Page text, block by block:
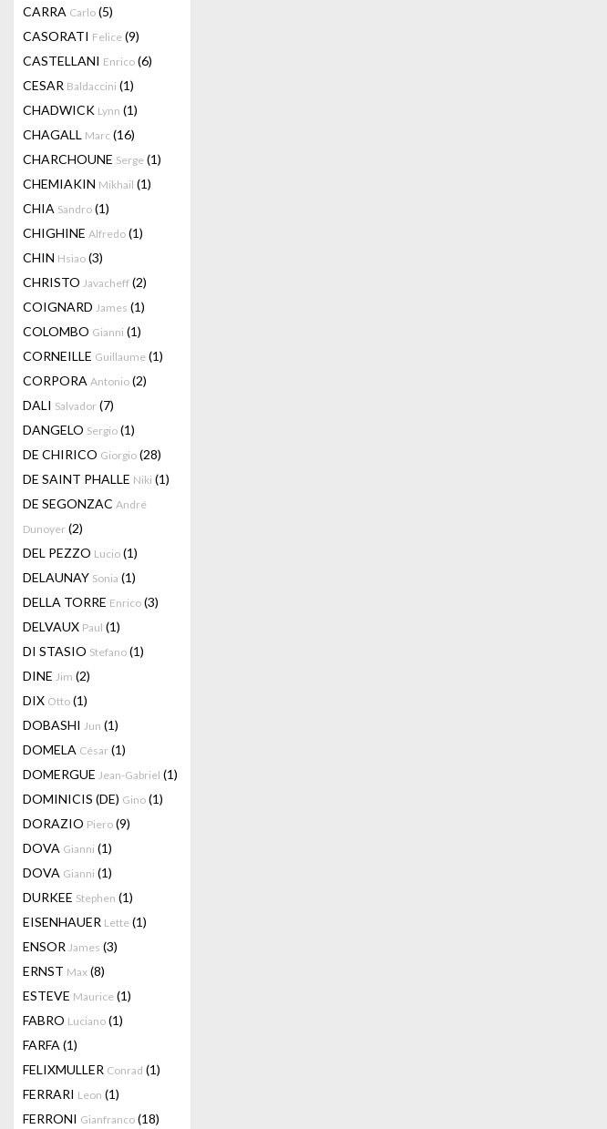
CARRA Carlo (5)
CASORATI Felice (9)
CASTELLANI Enrico (6)
CESAR Baldaccini (1)
CHADWICK Lynn (1)
CHAGALL Marc (16)
CHARCHOUNE Serge (1)
CHEMIAKIN Mikhail (1)
CHIA Sandro (1)
CHIGHINE Alfredo (1)
CHIN Hsiao (3)
CHRISTO Javacheff (2)
COIGNARD James (1)
COLOMBO Gianni (1)
CORNEILLE Guillaume (1)
CORPORA Antonio (2)
DALI Salvador (7)
DANGELO Sergio (1)
DE CHIRICO Giorgio (28)
DE SAINT PHALLE Niki (1)
DE SEGONZAC André
Dunoyer (2)
DEL PEZZO Lucio (1)
DELAUNAY Sonia (1)
DELLA TORRE Enrico (3)
DELVAUX Paul (1)
DI STASIO Stefano (1)
DINE Jim (2)
DIX Otto (1)
DOBASHI Jun (1)
DOMELA César (1)
DOMERGUE Jean-Gabriel (1)
DOMINICIS (DE) Gino (1)
DORAZIO Piero (9)
DOVA Gianni (1)
DOVA Gianni (1)
DURKEE Stephen (1)
EISENHAUER Lette (1)
ENSOR James (3)
ERNST Max (8)
ESTEVE Maurice (1)
FABRO Luciano (1)
FARFA (1)
FELIXMULLER Conrad (1)
FERRARI Leon (1)
FERRONI Gianfranco (18)